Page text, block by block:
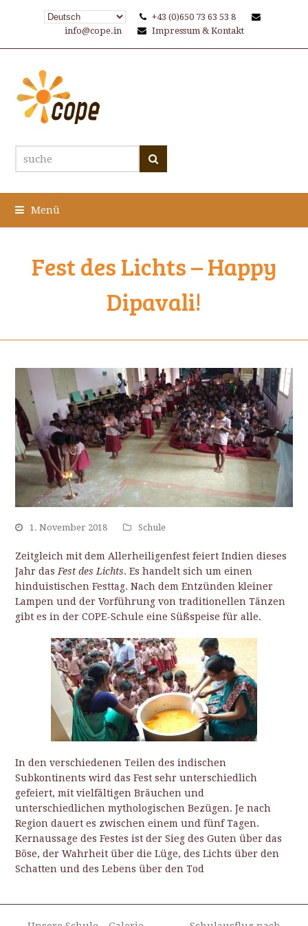
+43 (0)650 73 63 53 8
info@cope.in
Impressum & Kontakt
suche
Menü
Fest des Lichts – Happy
Dipavali!
1. November 2018 Schule
Zeitgleich mit dem Allerheiligenfest feiert Indien dieses
Jahr das Fest des Lichts. Es handelt sich um einen
hinduistischen Festtag. Nach dem Entzünden kleiner
Lampen und der Vorführung von traditionellen Tänzen
gibt es in der COPE-Schule eine Süßspeise für alle.
In den verschiedenen Teilen des indischen
Subkontinents wird das Fest sehr unterschiedlich
gefeiert, mit vielfältigen Bräuchen und
unterschiedlichen mythologischen Bezügen. Je nach
Region dauert es zwischen einem und fünf Tagen.
Kernaussage des Festes ist der Sieg des Guten über das
Böse, der Wahrheit über die Lüge, des Lichts über den
Schatten und des Lebens über den Tod